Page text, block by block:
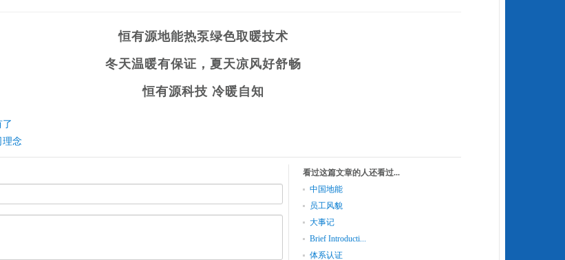
恒有源地能热泵绿色取暖技术
冬天温暖有保证，夏天凉风好舒畅
恒有源科技 冷暖自知
了
理念
看过这篇文章的人还看过...
中国地能
员工风貌
大事记
Brief Introducti...
体系认证